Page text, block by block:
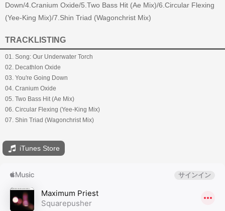
Down/4.Cranium Oxide/5.Two Bass Hit (Ae Mix)/6.Circular Flexing
(Yee-King Mix)/7.Shin Triad (Wagonchrist Mix)
TRACKLISTING
01. Song: Our Underwater Torch
02. Decathlon Oxide
03. You're Going Down
04. Cranium Oxide
05. Two Bass Hit (Ae Mix)
06. Circular Flexing (Yee-King Mix)
07. Shin Triad (Wagonchrist Mix)
iTunes Store